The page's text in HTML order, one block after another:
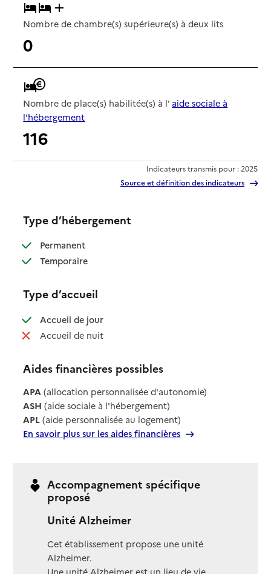
Nombre de chambre(s) supérieure(s) à deux lits
0
Nombre de place(s) habilitée(s) à l' aide sociale à
l'hébergement
116
Indicateurs transmis pour : 2025
Source et définition des indicateurs
Type d’hébergement
Permanent: disponible
Temporaire: disponible
Type d’accueil
Accueil de jour: disponible
Accueil de nuit: non disponible
Aides financières possibles
APA (allocation personnalisée d'autonomie)
ASH (aide sociale à l'hébergement)
APL (aide personnalisée au logement)
En savoir plus sur les aides financières
Accompagnement spécifique
proposé
Unité Alzheimer
Cet établissement propose une unité
Alzheimer.